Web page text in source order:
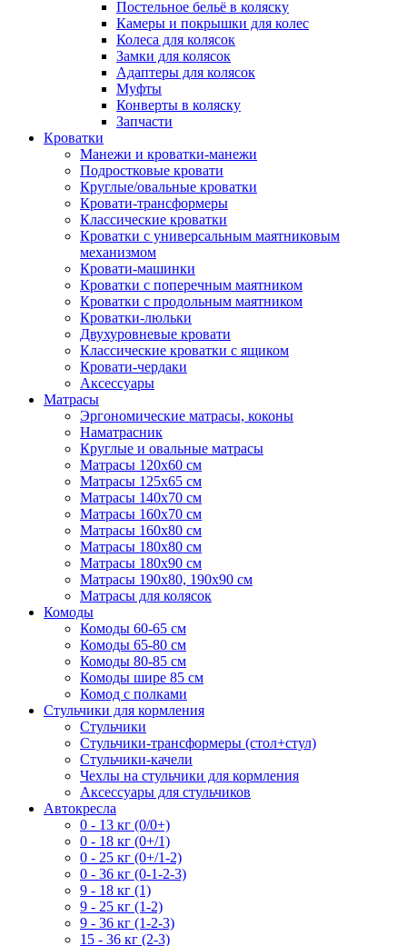
Постельное бельё в коляску
Камеры и покрышки для колес
Колеса для колясок
Замки для колясок
Адаптеры для колясок
Муфты
Конверты в коляску
Запчасти
Кроватки
Манежи и кроватки-манежи
Подростковые кровати
Круглые/овальные кроватки
Кровати-трансформеры
Классические кроватки
Кроватки с универсальным маятниковым
механизмом
Кровати-машинки
Кроватки с поперечным маятником
Кроватки с продольным маятником
Кроватки-люльки
Двухуровневые кровати
Классические кроватки с ящиком
Кровати-чердаки
Аксессуары
Матрасы
Эргономические матрасы, коконы
Наматрасник
Круглые и овальные матрасы
Матрасы 120х60 см
Матрасы 125х65 см
Матрасы 140х70 см
Матрасы 160х70 см
Матрасы 160х80 см
Матрасы 180х80 см
Матрасы 180х90 см
Матрасы 190х80, 190х90 см
Матрасы для колясок
Комоды
Комоды 60-65 см
Комоды 65-80 см
Комоды 80-85 см
Комоды шире 85 см
Комод с полками
Стульчики для кормления
Стульчики
Стульчики-трансформеры (стол+стул)
Стульчики-качели
Чехлы на стульчики для кормления
Аксессуары для стульчиков
Автокресла
0 - 13 кг (0/0+)
0 - 18 кг (0+/1)
0 - 25 кг (0+/1-2)
0 - 36 кг (0-1-2-3)
9 - 18 кг (1)
9 - 25 кг (1-2)
9 - 36 кг (1-2-3)
15 - 36 кг (2-3)